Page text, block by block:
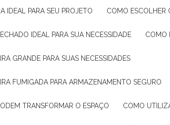
IDEAL PARA SEU PROJETO COMO
IDEAL PARA SUA NECESSIDADE
GRANDE PARA SUAS NECESSIDADES
FUMIGADA PARA ARMAZENAMENTO SEGURO
TRANSFORMAR O ESPAÇO COMO